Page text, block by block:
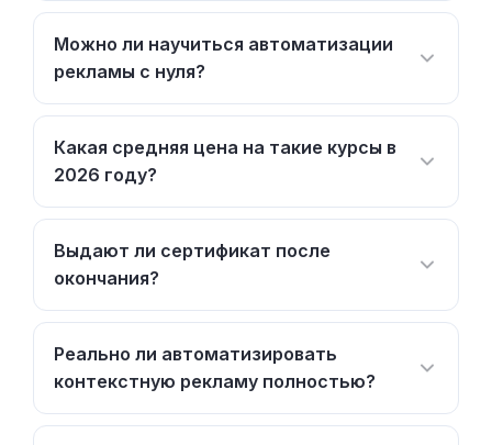
Можно ли научиться автоматизации
рекламы с нуля?
Какая средняя цена на такие курсы в
2026 году?
Выдают ли сертификат после
окончания?
Реально ли автоматизировать
контекстную рекламу полностью?